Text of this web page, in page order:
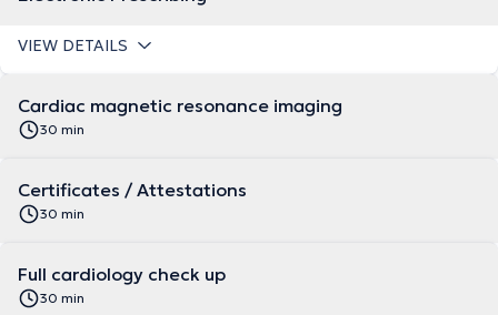
VIEW DETAILS
Cardiac magnetic resonance imaging
30 min
Certificates / Attestations
30 min
Full cardiology check up
30 min